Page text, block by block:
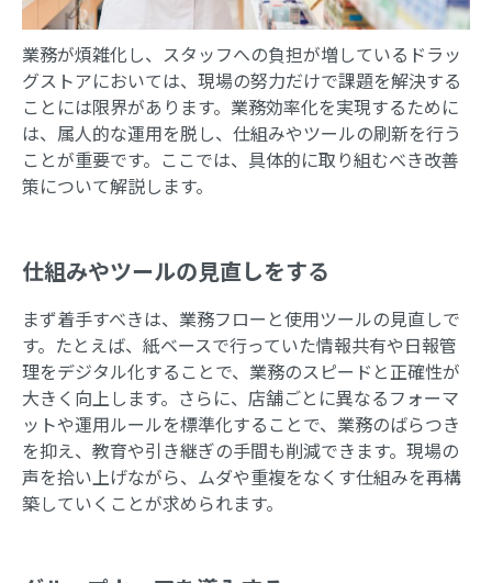
業務が煩雑化し、スタッフへの負担が増しているドラッ
グストアにおいては、現場の努力だけで課題を解決する
ことには限界があります。業務効率化を実現するために
は、属人的な運用を脱し、仕組みやツールの刷新を行う
ことが重要です。ここでは、具体的に取り組むべき改善
策について解説します。
仕組みやツールの見直しをする
まず着手すべきは、業務フローと使用ツールの見直しで
す。たとえば、紙ベースで行っていた情報共有や日報管
理をデジタル化することで、業務のスピードと正確性が
大きく向上します。さらに、店舗ごとに異なるフォーマ
ットや運用ルールを標準化することで、業務のばらつき
を抑え、教育や引き継ぎの手間も削減できます。現場の
声を拾い上げながら、ムダや重複をなくす仕組みを再構
築していくことが求められます。